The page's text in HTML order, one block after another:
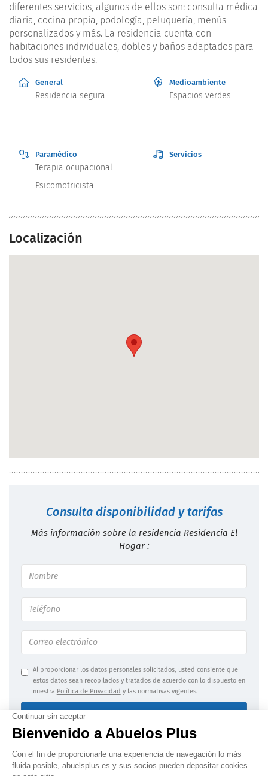
diferentes servicios, algunos de ellos son: consulta médica
diaria, cocina propia, podología, peluquería, menús
personalizados y más. La residencia cuenta con
habitaciones individuales, dobles y baños adaptados para
todos sus residentes.
General
Residencia segura
Medioambiente
Espacios verdes
Paramédico
Terapia ocupacional
Psicomotricista
Servicios
Localización
Consulta disponibilidad y tarifas
Más información sobre la residencia Residencia El
Hogar :
Al proporcionar los datos personales solicitados, usted consiente que
estos datos sean recopilados y tratados de acuerdo con lo dispuesto en
nuestra Política de Privacidad y las normativas vigentes.
Información jurídica|Confidencialidad de los datos